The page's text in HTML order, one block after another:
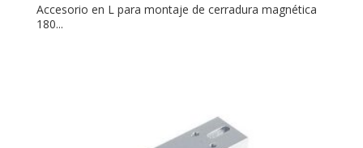
Accesorio en L para montaje de cerradura magnética
180...